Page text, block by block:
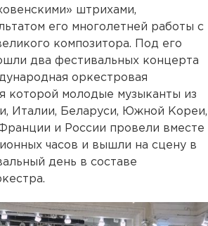
штрихами,
его многолетней работы с
композитора. Под его
два фестивальных концерта
оркестровая
которой молодые музыканты из
Италии, Беларуси, Южной Кореи,
и России провели вместе
часов и вышли на сцену в
день в составе